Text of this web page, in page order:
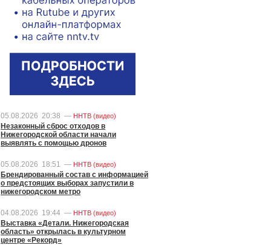
05.08.2026 20:38 — ННТВ (видео)
Незаконный сброс отходов в
Нижегородской области начали
выявлять с помощью дронов
05.08.2026 18:51 — ННТВ (видео)
Брендированный состав с информацией
о предстоящих выборах запустили в
нижегородском метро
04.08.2026 19:44 — ННТВ (видео)
Выставка «Детали. Нижегородская
область» открылась в культурном
центре «Рекорд»